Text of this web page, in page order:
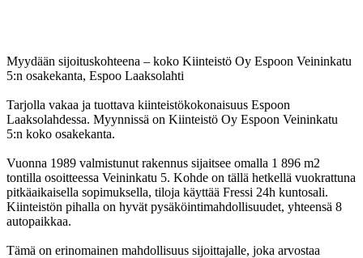
Myydään sijoituskohteena – koko Kiinteistö Oy Espoon Veininkatu
5:n osakekanta, Espoo Laaksolahti
Tarjolla vakaa ja tuottava kiinteistökokonaisuus Espoon
Laaksolahdessa. Myynnissä on Kiinteistö Oy Espoon Veininkatu
5:n koko osakekanta.
Vuonna 1989 valmistunut rakennus sijaitsee omalla 1 896 m2
tontilla osoitteessa Veininkatu 5. Kohde on tällä hetkellä vuokrattuna
pitkäaikaisella sopimuksella, tiloja käyttää Fressi 24h kuntosali.
Kiinteistön pihalla on hyvät pysäköintimahdollisuudet, yhteensä 8
autopaikkaa.
Tämä on erinomainen mahdollisuus sijoittajalle, joka arvostaa